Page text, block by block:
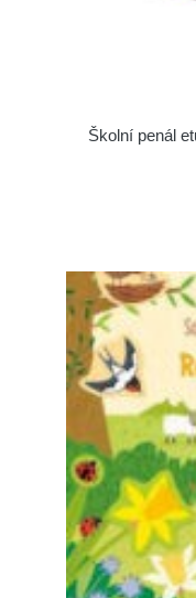
Školní penál